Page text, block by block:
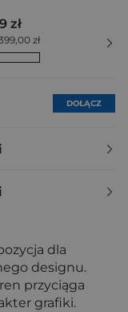
zł
zł
DOŁĄCZ
dla
designu.
przyciąga
grafiki.